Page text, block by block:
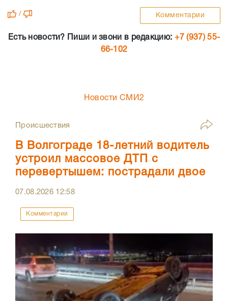
/ Комментарии
Есть новости? Пиши и звони в редакцию: +7 (937) 55-
66-102
Новости СМИ2
Происшествия
В Волгограде 18-летний водитель
устроил массовое ДТП с
перевертышем: пострадали двое
07.08.2026 12:58
Комментарии